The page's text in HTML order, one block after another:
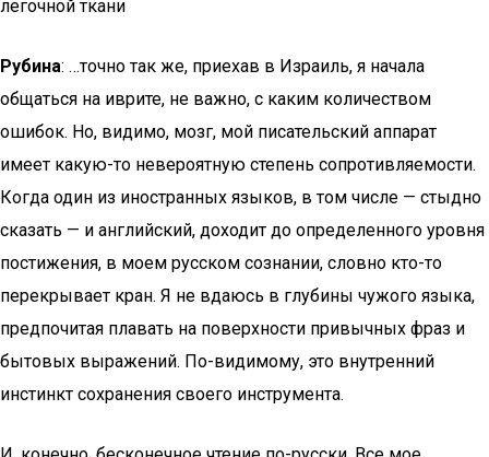
легочной ткани
Рубина: …точно так же, приехав в Израиль, я начала
общаться на иврите, не важно, с каким количеством
ошибок. Но, видимо, мозг, мой писательский аппарат
имеет какую-то невероятную степень сопротивляемости.
Когда один из иностранных языков, в том числе — стыдно
сказать — и английский, доходит до определенного уровня
постижения, в моем русском сознании, словно кто-то
перекрывает кран. Я не вдаюсь в глубины чужого языка,
предпочитая плавать на поверхности привычных фраз и
бытовых выражений. По-видимому, это внутренний
инстинкт сохранения своего инструмента.